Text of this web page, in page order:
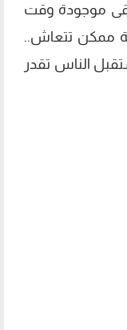
موجودة وقت
ممكن تتعاش..
الناس تقدر